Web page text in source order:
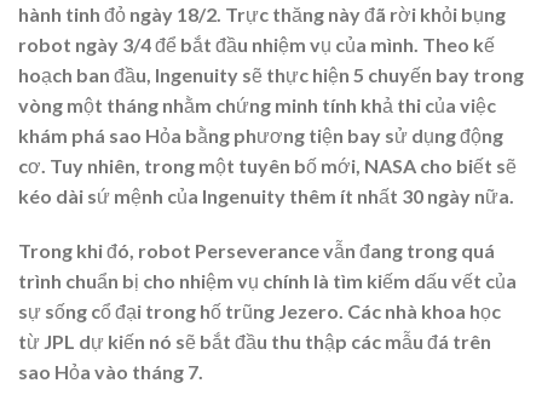
hành tinh đỏ ngày 18/2. Trực thăng này đã rời khỏi bụng
robot ngày 3/4 để bắt đầu nhiệm vụ của mình. Theo kế
hoạch ban đầu, Ingenuity sẽ thực hiện 5 chuyến bay trong
vòng một tháng nhằm chứng minh tính khả thi của việc
khám phá sao Hỏa bằng phương tiện bay sử dụng động
cơ. Tuy nhiên, trong một tuyên bố mới, NASA cho biết sẽ
kéo dài sứ mệnh của Ingenuity thêm ít nhất 30 ngày nữa.
Trong khi đó, robot Perseverance vẫn đang trong quá
trình chuẩn bị cho nhiệm vụ chính là tìm kiếm dấu vết của
sự sống cổ đại trong hố trũng Jezero. Các nhà khoa học
từ JPL dự kiến nó sẽ bắt đầu thu thập các mẫu đá trên
sao Hỏa vào tháng 7.